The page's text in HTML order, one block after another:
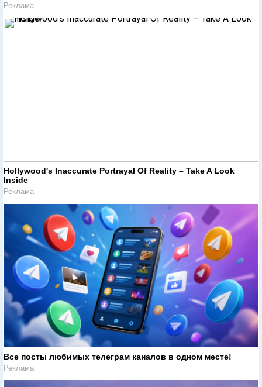
Реклама
Hollywood's Inaccurate Portrayal Of Reality – Take A Look
Inside
Реклама
Все посты любимых телеграм каналов в одном месте!
Реклама